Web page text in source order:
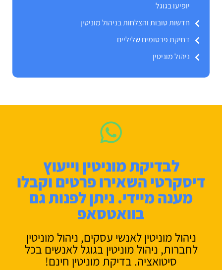
יופיעו בגוגל
חדשות טובות והצלחות בניהול מוניטין
דחיקת פרסומים שליליים
ניהול מוניטין
לבדיקת מוניטין וייעוץ
דיסקרטי השאירו פרטים וקבלו
מענה מיידי. ניתן לפנות גם
בוואטסאפ
ניהול מוניטין לאנשי עסקים, ניהול מוניטין
לחברות, ניהול מוניטין בגוגל לאנשים בכל
סיטואציה. בדיקת מוניטין חינם!